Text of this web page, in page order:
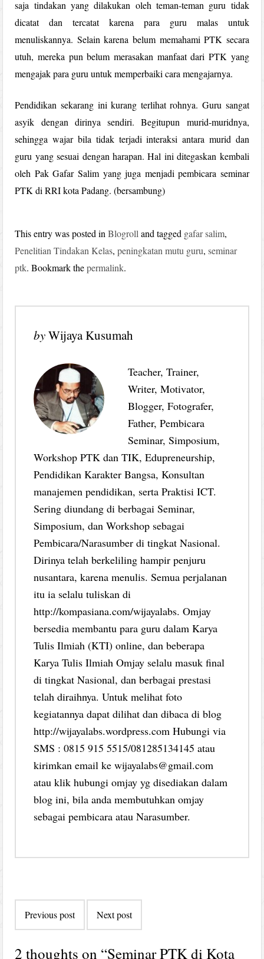
saja tindakan yang dilakukan oleh teman-teman guru tidak
dicatat dan tercatat karena para guru malas untuk
menuliskannya. Selain karena belum memahami PTK secara
utuh, mereka pun belum merasakan manfaat dari PTK yang
mengajak para guru untuk memperbaiki cara mengajarnya.
Pendidikan sekarang ini kurang terlihat rohnya. Guru sangat
asyik dengan dirinya sendiri. Begitupun murid-muridnya,
sehingga wajar bila tidak terjadi interaksi antara murid dan
guru yang sesuai dengan harapan. Hal ini ditegaskan kembali
oleh Pak Gafar Salim yang juga menjadi pembicara seminar
PTK di RRI kota Padang. (bersambung)
This entry was posted inBlogroll and tagged gafar salim,
Penelitian Tindakan Kelas,peningkatan mutu guru,seminar
ptk. Bookmark thepermalink.
byWijaya Kusumah
Teacher, Trainer,
Writer, Motivator,
Blogger, Fotografer,
Father, Pembicara
Seminar, Simposium,
Workshop PTK dan TIK, Edupreneurship,
Pendidikan Karakter Bangsa, Konsultan
manajemen pendidikan, serta Praktisi ICT.
Sering diundang di berbagai Seminar,
Simposium, dan Workshop sebagai
Pembicara/Narasumber di tingkat Nasional.
Dirinya telah berkeliling hampir penjuru
nusantara, karena menulis. Semua perjalanan
itu ia selalu tuliskan di
http://kompasiana.com/wijayalabs. Omjay
bersedia membantu para guru dalam Karya
Tulis Ilmiah (KTI) online, dan beberapa
Karya Tulis Ilmiah Omjay selalu masuk final
di tingkat Nasional, dan berbagai prestasi
telah diraihnya. Untuk melihat foto
kegiatannya dapat dilihat dan dibaca di blog
http://wijayalabs.wordpress.com Hubungi via
SMS : 0815 915 5515/081285134145 atau
kirimkan email ke wijayalabs@gmail.com
atau klik hubungi omjay yg disediakan dalam
blog ini, bila anda membutuhkan omjay
sebagai pembicara atau Narasumber.
navigation
Previous post Next post
2 thoughts on “Seminar PTK di Kota